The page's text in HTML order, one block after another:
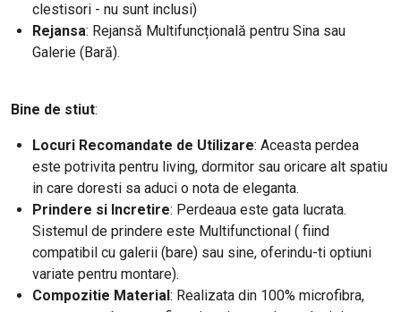
clestisori - nu sunt inclusi)
Rejansa: Rejansă Multifuncțională pentru Sina sau
Galerie (Bară).
Bine de stiut:
Locuri Recomandate de Utilizare: Aceasta perdea
este potrivita pentru living, dormitor sau oricare alt spatiu
in care doresti sa aduci o nota de eleganta.
Prindere si Incretire: Perdeaua este gata lucrata.
Sistemul de prindere este Multifunctional ( fiind
compatibil cu galerii (bare) sau sine, oferindu-ti optiuni
variate pentru montare).
Compozitie Material: Realizata din 100% microfibra,